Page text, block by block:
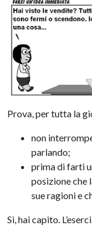
Prova, per tutta la
non
parlando;
prima di farti
posizione che
sue ragioni e
Si, hai capito.